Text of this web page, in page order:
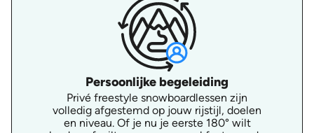
Persoonlijke begeleiding
Privé freestyle snowboardlessen zijn
volledig afgestemd op jouw rijstijl, doelen
en niveau. Of je nu je eerste 180° wilt